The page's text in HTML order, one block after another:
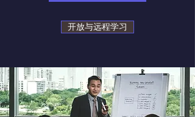
开放与远程学习